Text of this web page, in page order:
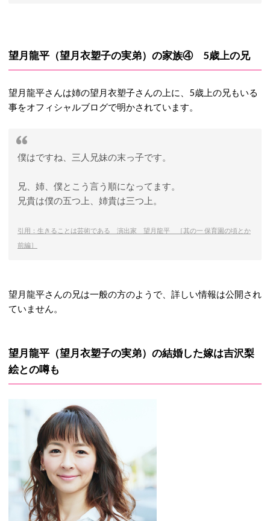
望月龍平（望月衣塑子の実弟）の家族④ 5歳上の兄
望月龍平さんは姉の望月衣塑子さんの上に、5歳上の兄もいる
事をオフィシャルブログで明かされています。
僕はですね、三人兄妹の末っ子です。
兄、姉、僕とこう言う順になってます。
兄貴は僕の五つ上、姉貴は三つ上。
引用：生きることは芸術である 演出家 望月龍平 ［其の一 保育園の頃とか
前編］
望月龍平さんの兄は一般の方のようで、詳しい情報は公開され
ていません。
望月龍平（望月衣塑子の実弟）の結婚した嫁は吉沢梨
絵との噂も